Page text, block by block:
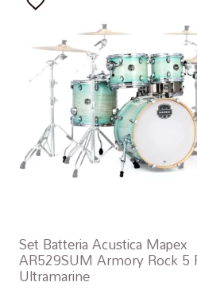
Set Batteria Acustica Mapex
AR529SUM Armory Rock 5
Ultramarine